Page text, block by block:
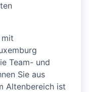
Team- und
Sie aus
Altenbereich ist